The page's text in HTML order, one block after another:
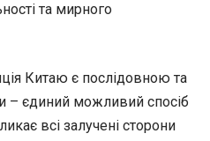
та мирного
Китаю є послідовною та
– єдиний можливий спосіб
всі залучені сторони